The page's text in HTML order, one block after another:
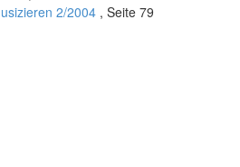
2/2004 , Seite 79